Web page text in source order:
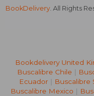
BookDelivery. All Rights
Bookdelivery United
Buscalibre Chile |
Ecuador | Buscalibre
Buscalibre Mexico |